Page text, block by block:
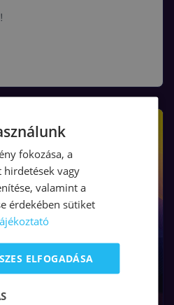
fokozása, a
hirdetések vagy
valamint a
érdekében sütiket
ELFOGADÁSA